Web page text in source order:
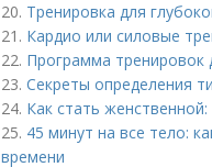
20. Тренировка для
21. Кардио или силовые
22. Программа тренировок
23. Секреты определения
24. Как стать
25. 45 минут на все тело:
времени